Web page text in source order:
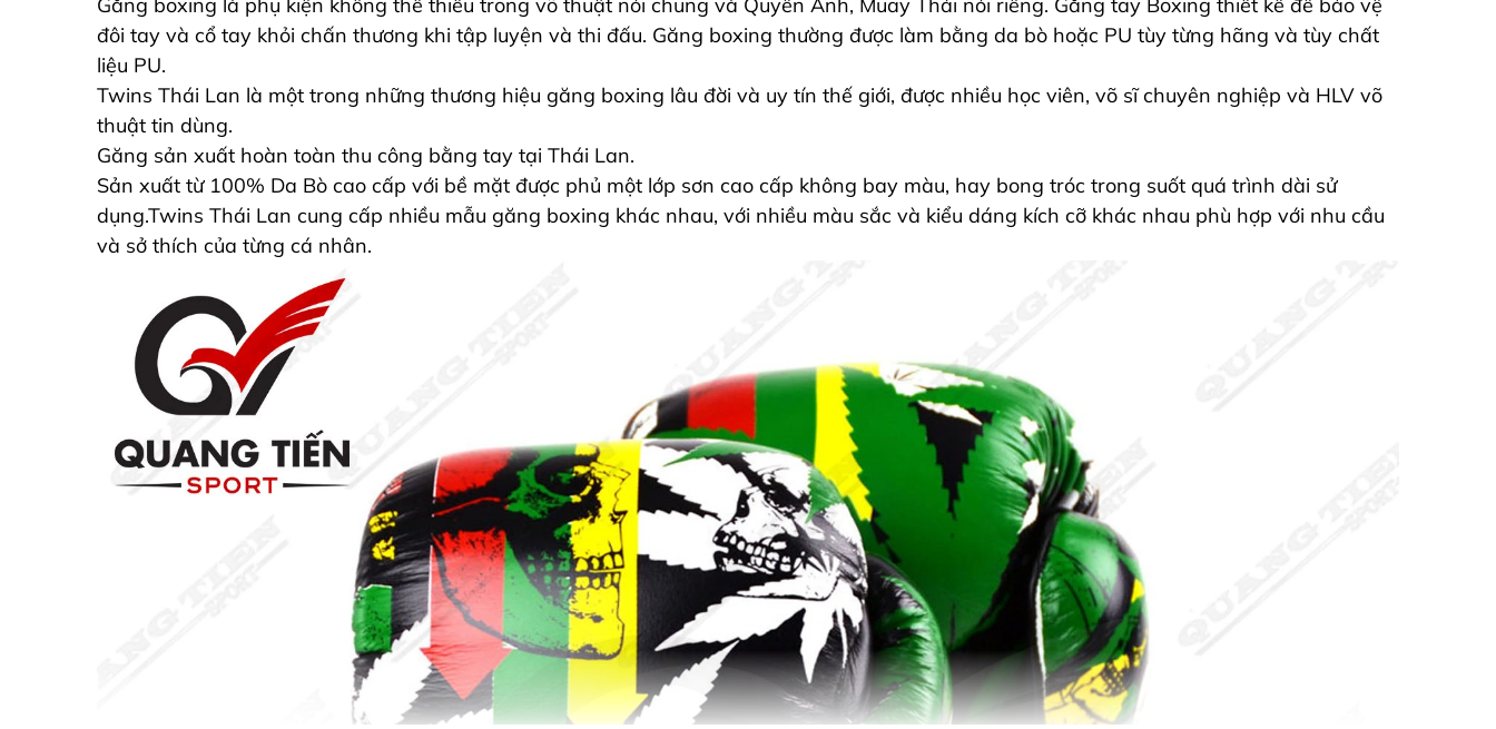
Găng boxing là phụ kiện không thể thiếu trong võ thuật nói chung và Quyền Anh, Muay Thái nói riêng. Găng tay Boxing thiết kế để bảo vệ
đôi tay và cổ tay khỏi chấn thương khi tập luyện và thi đấu. Găng boxing thường được làm bằng da bò hoặc PU tùy từng hãng và tùy chất
liệu PU.
Twins Thái Lan là một trong những thương hiệu găng boxing lâu đời và uy tín thế giới, được nhiều học viên, võ sĩ chuyên nghiệp và HLV võ
thuật tin dùng.
Găng sản xuất hoàn toàn thu công bằng tay tại Thái Lan.
Sản xuất từ 100% Da Bò cao cấp với bề mặt được phủ một lớp sơn cao cấp không bay màu, hay bong tróc trong suốt quá trình dài sử
dụng.Twins Thái Lan cung cấp nhiều mẫu găng boxing khác nhau, với nhiều màu sắc và kiểu dáng kích cỡ khác nhau phù hợp với nhu cầu
và sở thích của từng cá nhân.